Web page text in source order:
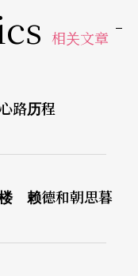
阿格丽希的弹奏
一句强调中文
被阿格丽希借
不同的细腻处
旁通、智性极高
名举办大赛，这
相关文章
路历程
赖德和朝思暮